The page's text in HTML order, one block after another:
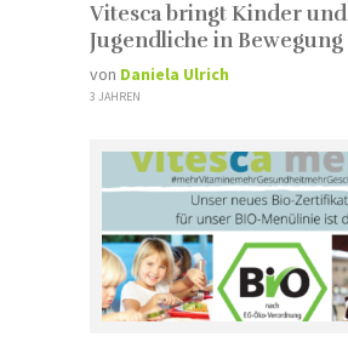
Vitesca bringt Kinder und
Jugendliche in Bewegung
von Daniela Ulrich
3 JAHREN